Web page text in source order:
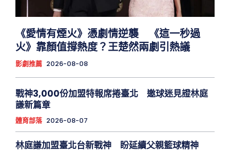
《愛情有煙火》憑劇情逆襲 《這一秒過
火》靠顏值撐熱度？王楚然兩劇引熱議
影劇推薦 2026-08-08
戰神3,000份加盟特報席捲臺北 邀球迷見證林庭
謙新篇章
體育部落 2026-08-07
林庭謙加盟臺北台新戰神 盼延續父親籃球精神